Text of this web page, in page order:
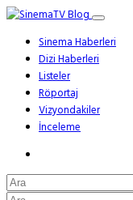
Sinema Haberleri
Dizi Haberleri
Listeler
Röportaj
Vizyondakiler
İnceleme